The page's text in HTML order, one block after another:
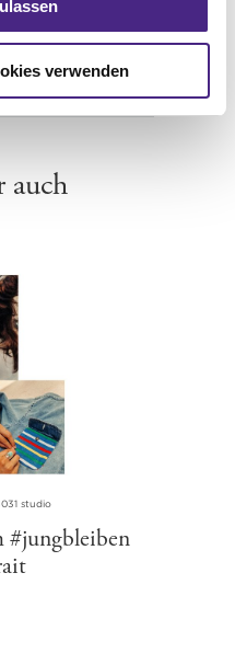
verwenden
auch
studio